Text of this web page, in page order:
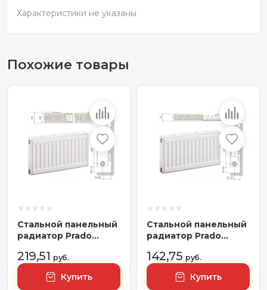
Характеристики не указаны
Похожие товары
Стальной панельный
радиатор Prado
500x600
219,51 руб.
Купить
Стальной панельный
радиатор Prado
142,75 руб.
Купить